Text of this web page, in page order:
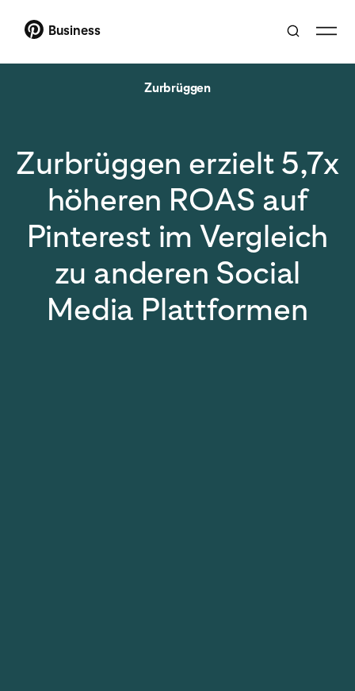
Business
Zurbrüggen
Zurbrüggen erzielt 5,7x
höheren ROAS auf
Pinterest im Vergleich
zu anderen Social
Media Plattformen